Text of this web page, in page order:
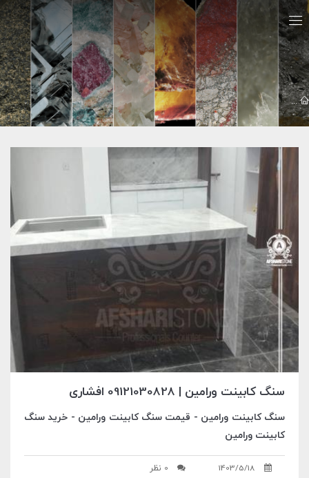
معرفي سايت ها سنگ اپن ورامین سنگ کابینت ورامین | 09121030828 افشاری
سنگ کابینت ورامین | 09121030828 افشاری
سنگ کابینت ورامین - قیمت سنگ کابینت ورامین - خرید سنگ
کابینت ورامین
1403/5/18 0 نظر